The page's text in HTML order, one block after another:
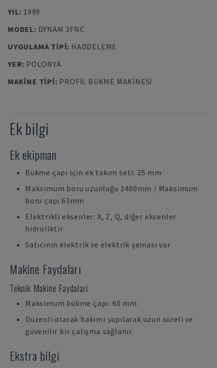
YIL: 1999
MODEL: DYNAM 3FNC
UYGULAMA TIPI: HADDELEME
YER: POLONYA
MAKINE TIPI: PROFIL BÜKME MAKINESI
Ek bilgi
Ek ekipman
Bükme çapı için ek takım seti: 25 mm
Maksimum boru uzunluğu 3400mm / Maksimum
boru çapı 63mm
Elektrikli eksenler: X, Z, Q, diğer eksenler
hidroliktir
Satıcının elektrik ve elektrik şeması var
Makine Faydaları
Teknik Makine Faydalari
Maksimum bükme çapı: 60 mm
Düzenli olarak bakımı yapılarak uzun süreli ve
güvenilir bir çalışma sağlanır.
Ekstra bilgi